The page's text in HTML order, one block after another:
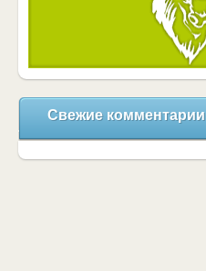
Свежие комментарии